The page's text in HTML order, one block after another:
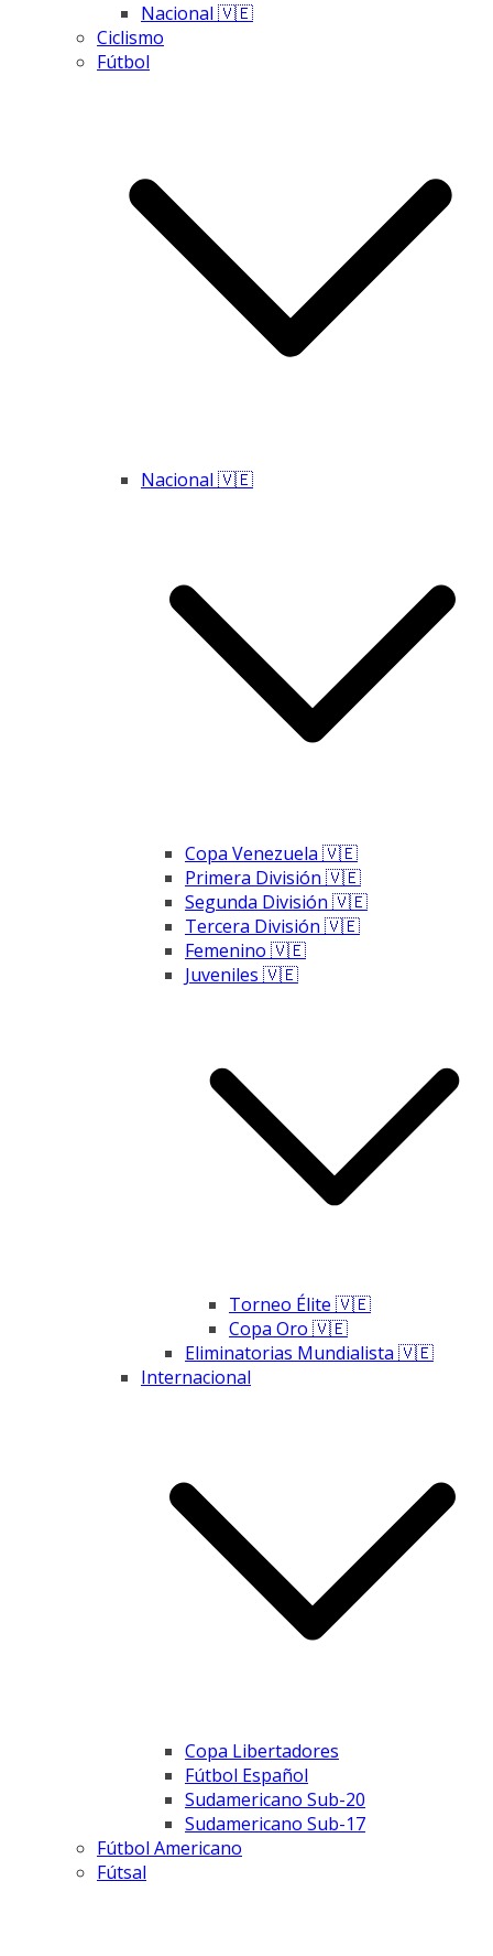
Nacional 🇻🇪
Ciclismo
Fútbol
Nacional 🇻🇪
Copa Venezuela 🇻🇪
Primera División 🇻🇪
Segunda División 🇻🇪
Tercera División 🇻🇪
Femenino 🇻🇪
Juveniles 🇻🇪
Torneo Élite 🇻🇪
Copa Oro 🇻🇪
Eliminatorias Mundialista 🇻🇪
Internacional
Copa Libertadores
Fútbol Español
Sudamericano Sub-20
Sudamericano Sub-17
Fútbol Americano
Fútsal